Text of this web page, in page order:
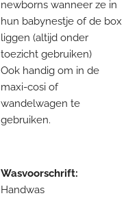
newborns wanneer ze in
hun babynestje of de box
liggen (altijd onder
toezicht gebruiken)
Ook handig om in de
maxi-cosi of
wandelwagen te
gebruiken.
Wasvoorschrift:
Handwas